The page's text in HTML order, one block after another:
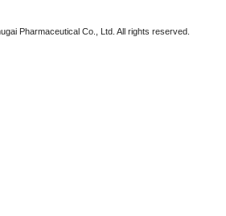
Pharmaceutical Co., Ltd. All rights reserved.